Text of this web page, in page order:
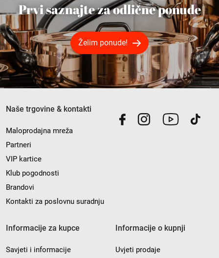
Prvi saznajte za odlične ponude
Želim ponude!
Naše trgovine & kontakti
Maloprodajna mreža
Partneri
VIP kartice
Klub pogodnosti
Brandovi
Kontakti za poslovnu suradnju
Informacije za kupce
Savjeti i informacije
Informacije o kupnji
Uvjeti prodaje